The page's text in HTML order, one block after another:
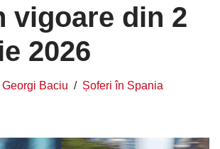
vigoare din 2
2026
Georgi Baciu Șoferi în Spania